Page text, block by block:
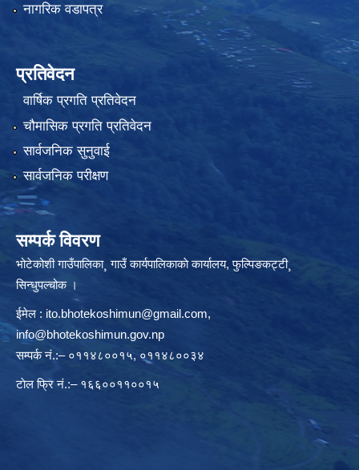
नागरिक वडापत्र
प्रतिवेदन
वार्षिक प्रगति प्रतिवेदन
चौमासिक प्रगति प्रतिवेदन
सार्वजनिक सुनुवाई
सार्वजनिक परीक्षण
सम्पर्क विवरण
भोटेकोशी गाउँपालिका¸ गाउँ कार्यपालिकाकाे कार्यालय, फुल्पिङकट्टी¸
सिन्धुपल्चोक ।
ईमेल : ito.bhotekoshimun@gmail.com,
info@bhotekoshimun.gov.np
सम्पर्क नं.:– ०११४८००१५, ०११४८००३४
टाेल फ्रि नं.:– १६६००११००१५